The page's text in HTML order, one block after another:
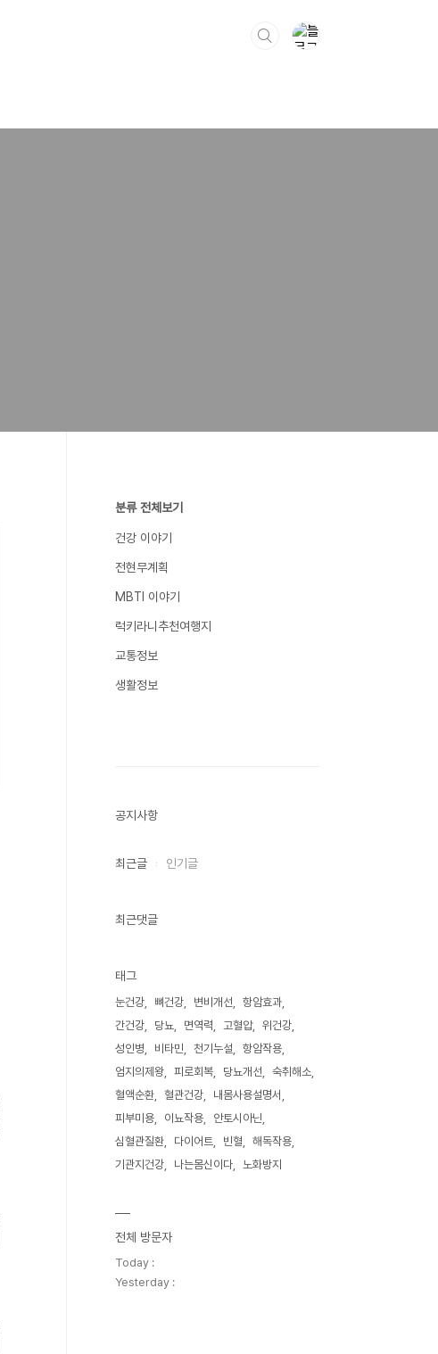
분류 전체보기
건강 이야기
전현무계획
MBTI 이야기
럭키라니추천여행지
교통정보
생활정보
공지사항
최근글 인기글
최근댓글
태그
눈건강 뼈건강 변비개선
항암효과
간건강
당뇨 면역력 고혈압
위건강
성인병
비타민 천기누설
항암작용
엄지의제왕
피로회복 당뇨개선
숙취해소
혈액순환
혈관건강
내몸사용설명서
피부미용
이뇨작용
안토시아닌
심혈관질환
다이어트 빈혈
해독작용
기관지건강
나는몸신이다 노화방지
전체 방문자
Today :
Yesterday :